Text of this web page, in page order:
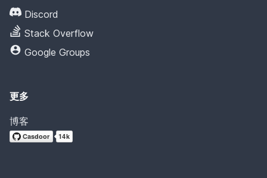
Discord
Stack Overflow
Google Groups
更多
博客